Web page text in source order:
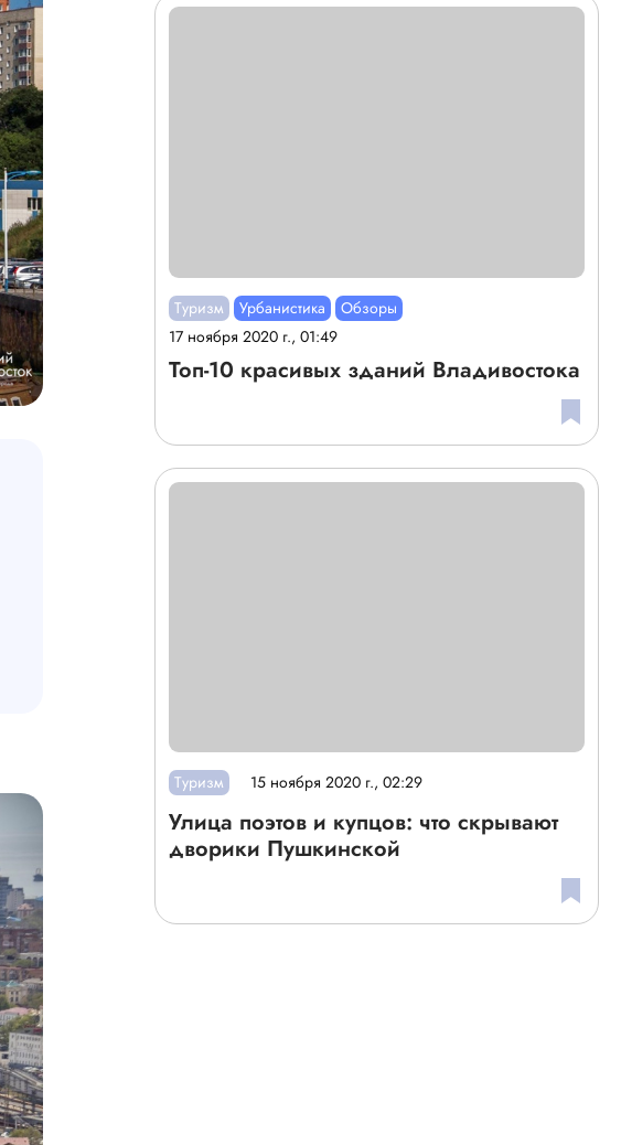
Туризм Урбанистика
Обзоры
17 ноября 2020 г., 01:49
Топ-10 красивых зданий Владивостока
Туризм 15 ноября 2020 г., 02:29
Улица поэтов и купцов: что скрывают
дворики Пушкинской